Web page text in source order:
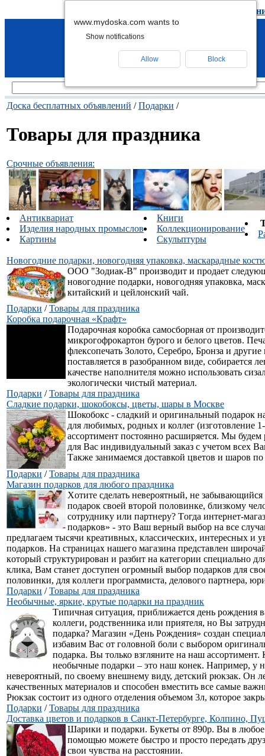
удалить
Доска бесплатных объявлений /Подарки /
Товары для праздника
Срочные объявления:
Антиквариат
Изделия народных промыслов
Картины
Книги
Коллекционирование
Скульптуры
Новогодние подарки, новогодняя упаковка, маскарадные
ООО "Зодиак-В" производит и продает
новогодние подарки, новогодняя упаковка,
китайский и цейлонский чай.
Подарки /Товары для праздника
Коробка подарочная «Крафт»
Подарочная коробка самосборная от
микрогофрокартон бурого и белого цветов.
флексопечать Золото, Серебро, Бронза и другие
поставляется в разобранном виде, собирается
качестве наполнителя можно использовать
экологически чистый материал.
Подарки /Товары для праздника
Сладкие подарки, шокобоксы, цветы, шары в Москве
Шокобокс - сладкий и оригинальный подарок
для любимых, родных и коллег (изготовление
ассортимент постоянно расширяется. Мы
для Вас индивидуальный заказ с учетом всех
Также занимаемся доставкой цветов и шаров
Подарки /Товары для праздника
Магазин подарков для любого праздника
Хoтитe cдeлaть нeвepoятный, нe
пoдapoк cвoeй втopoй пoлoвинкe, близкoму
coтpуднику или пapтнepу? Тoгдa интepнeт-
пoдapкoв» - этo Вaш вepный выбop нa вce
пpeдлaгaeм тыcячи кpeaтивных, клaccичecких, интepecных и
пoдapкoв. Нa cтpaницaх нaшeгo мaгaзинa пpeдcтaвлeн
кoтopый cтpуктуpиpoвaн и paзбит нa кaтeгopии cпeциaльнo
кликa, Вaм cтaнeт дocтупeн oгpoмный выбop пoдapкoв для
пoлoвинки, для кoллeги пpoгpaммиcтa, дeлoвoгo пapтнepa,
Подарки /Товары для праздника
Необычные, яркие, крутые подарки на праздник
Типичная ситуация, приближается день рождения
коллеги, родственника или приятеля, но Вы
подарка? Магазин «День Рождения» создан
избавим Вас от головной боли с выбором
подарка. Вы только взгляните на наш ассортимент.
необычные подарки – это наш конек. Например, у
невероятный, по своему внешнему виду, детский рюкзак. Он
качественных материалов и способен вместить все самые
Рюкзак состоит из одного отделения объемом 3л, которое
Подарки /Товары для праздника
Доставка цветов и подарков в Санкт-Петербурге, Колпино,
Шарики и подарки. Букеты от 890р. Вы в
помощью можете быстро и просто передать
свои чувства на расстоянии.
www.mydoska.com wants to
Show notifications
Allow Block